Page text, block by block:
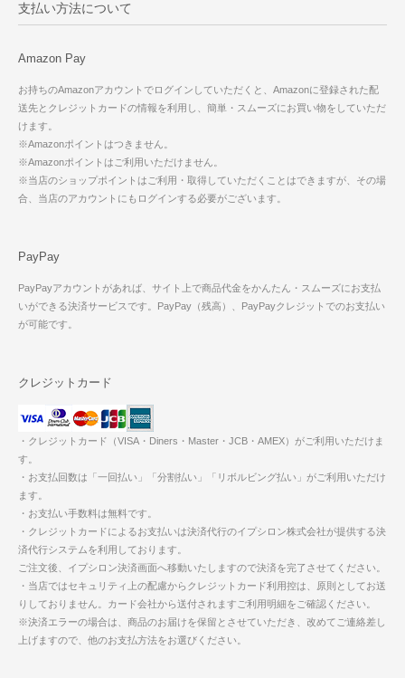
支払い方法について
Amazon Pay
お持ちのAmazonアカウントでログインしていただくと、Amazonに登録された配
送先とクレジットカードの情報を利用し、簡単・スムーズにお買い物をしていただ
けます。
※Amazonポイントはつきません。
※Amazonポイントはご利用いただけません。
※当店のショップポイントはご利用・取得していただくことはできますが、その場
合、当店のアカウントにもログインする必要がございます。
PayPay
PayPayアカウントがあれば、サイト上で商品代金をかんたん・スムーズにお支払
いができる決済サービスです。PayPay（残高）、PayPayクレジットでのお支払い
が可能です。
クレジットカード
・クレジットカード（VISA・Diners・Master・JCB・AMEX）がご利用いただけま
す。
・お支払回数は「一回払い」「分割払い」「リボルビング払い」がご利用いただけ
ます。
・お支払い手数料は無料です。
・クレジットカードによるお支払いは決済代行のイプシロン株式会社が提供する決
済代行システムを利用しております。
ご注文後、イプシロン決済画面へ移動いたしますので決済を完了させてください。
・当店ではセキュリティ上の配慮からクレジットカード利用控は、原則としてお送
りしておりません。カード会社から送付されますご利用明細をご確認ください。
※決済エラーの場合は、商品のお届けを保留とさせていただき、改めてご連絡差し
上げますので、他のお支払方法をお選びください。